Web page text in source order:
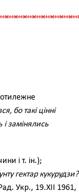
бо такі цінні
і замінялись
і т. ін.);
гектар кукурудзи?
Укр., 19.XII 1961,